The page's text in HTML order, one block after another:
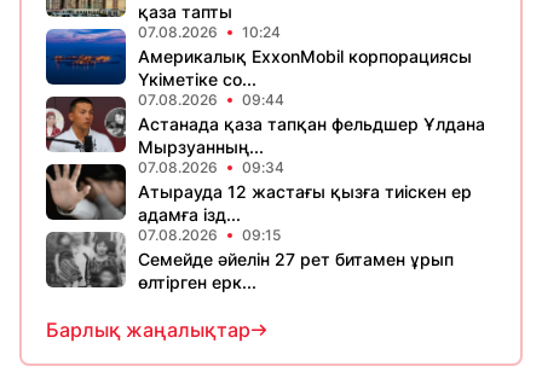
қаза тапты
07.08.2026 10:24
Америкалық ExxonMobil корпорациясы
Үкіметіке со...
07.08.2026 09:44
Астанада қаза тапқан фельдшер Ұлдана
Мырзуанның...
07.08.2026 09:34
Атырауда 12 жастағы қызға тиіскен ер
адамға ізд...
07.08.2026 09:15
Семейде әйелін 27 рет битамен ұрып
өлтірген ерк...
Барлық жаңалықтар